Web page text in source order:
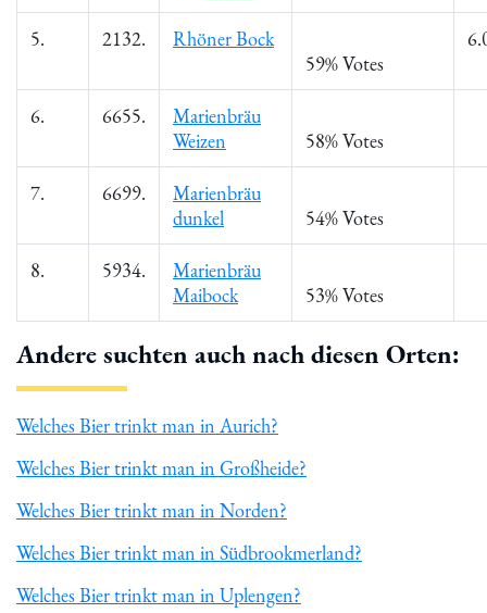
5. 2132.
Rhöner Bock
59% Votes
6. 6655.
Marienbräu
Weizen
58% Votes
7. 6699.
Marienbräu
dunkel
54% Votes
8. 5934.
Marienbräu
Maibock
53% Votes
Andere suchten auch nach diesen Orten:
Welches Bier trinkt man in Aurich?
Welches Bier trinkt man in Großheide?
Welches Bier trinkt man in Norden?
Welches Bier trinkt man in Südbrookmerland?
Welches Bier trinkt man in Uplengen?